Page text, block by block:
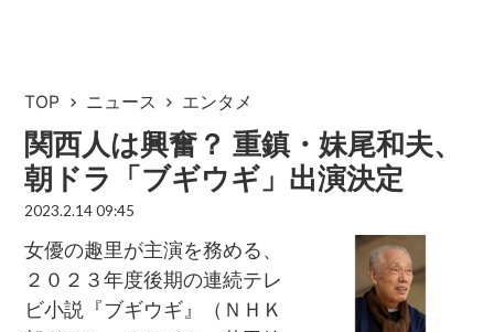
TOP ニュース エンタメ
関西人は興奮？ 重鎮・妹尾和夫、
朝ドラ「ブギウギ」出演決定
2023.2.14 09:45
女優の趣里が主演を務める、
２０２３年度後期の連続テレ
ビ小説『ブギウギ』（ＮＨＫ